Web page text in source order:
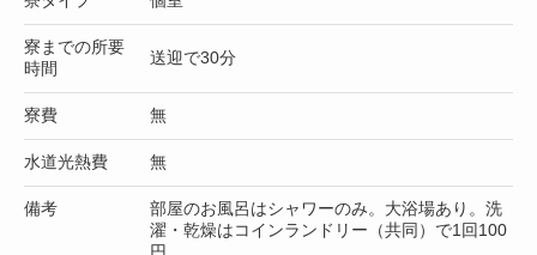
寮までの所要
時間
送迎で30分
寮費 無
水道光熱費 無
備考
部屋のお風呂はシャワーのみ。大浴場あり。洗
濯・乾燥はコインランドリー（共同）で1回100
円